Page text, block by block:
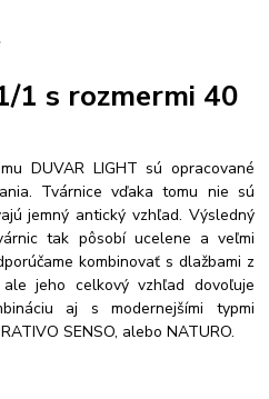
1 s rozmermi 40
DUVAR LIGHT sú opracované
Tvárnice vďaka tomu nie sú
jemný antický vzhľad. Výsledný
tak pôsobí ucelene a veľmi
kombinovať s dlažbami z
ale jeho celkový vzhľad dovoľuje
aj s modernejšími typmi
SENSO, alebo NATURO.